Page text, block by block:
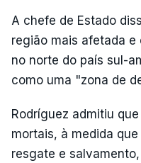
A chefe de Estado
região mais afetada
no norte do país sul-
como uma "zona de
Rodríguez admitiu
mortais, à medida
resgate e